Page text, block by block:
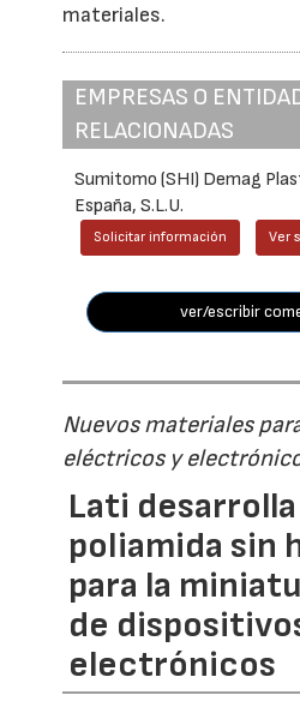
materiales.
EMPRESAS O
RELACIONADAS
Sumitomo (SHI) Demag
España, S.L.U.
Solicitar información Ver
ver/escribir
Nuevos materiales
eléctricos y
Lati desarrolla
poliamida sin
para la
de
electrónicos